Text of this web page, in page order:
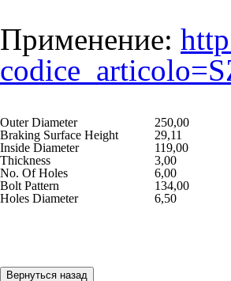
Применение:
Outer Diameter
250,00
Braking Surface Height
29,11
Inside Diameter
119,00
Thickness
3,00
No. Of Holes
6,00
Bolt Pattern
134,00
Holes Diameter
6,50